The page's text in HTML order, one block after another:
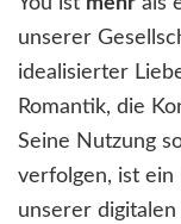
unserer
idealisierter
Romantik, die
Seine Nutzung
verfolgen, ist
unserer